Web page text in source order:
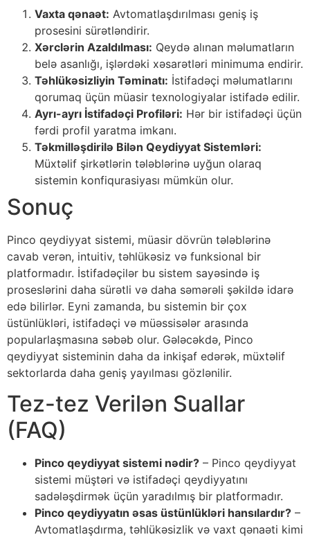
Vaxta qənaət: Avtomatlaşdırılması geniş iş
prosesini sürətləndirir.
Xərclərin Azaldılması: Qeydə alınan məlumatların
belə asanlığı, işlərdəki xəsarətləri minimuma endirir.
Təhlükəsizliyin Təminatı: İstifadəçi məlumatlarını
qorumaq üçün müasir texnologiyalar istifadə edilir.
Ayrı-ayrı İstifadəçi Profiləri: Hər bir istifadəçi üçün
fərdi profil yaratma imkanı.
Təkmilləşdirilə Bilən Qeydiyyat Sistemləri:
Müxtəlif şirkətlərin tələblərinə uyğun olaraq
sistemin konfiqurasiyası mümkün olur.
Sonuç
Pinco qeydiyyat sistemi, müasir dövrün tələblərinə
cavab verən, intuitiv, təhlükəsiz və funksional bir
platformadır. İstifadəçilər bu sistem sayəsində iş
proseslərini daha sürətli və daha səmərəli şəkildə idarə
edə bilirlər. Eyni zamanda, bu sistemin bir çox
üstünlükləri, istifadəçi və müəssisələr arasında
popularlaşmasına səbəb olur. Gələcəkdə, Pinco
qeydiyyat sisteminin daha da inkişaf edərək, müxtəlif
sektorlarda daha geniş yayılması gözlənilir.
Tez-tez Verilən Suallar
(FAQ)
Pinco qeydiyyat sistemi nədir? – Pinco qeydiyyat
sistemi müştəri və istifadəçi qeydiyyatını
sadələşdirmək üçün yaradılmış bir platformadır.
Pinco qeydiyyatın əsas üstünlükləri hansılardır? –
Avtomatlaşdırma, təhlükəsizlik və vaxt qənaəti kimi